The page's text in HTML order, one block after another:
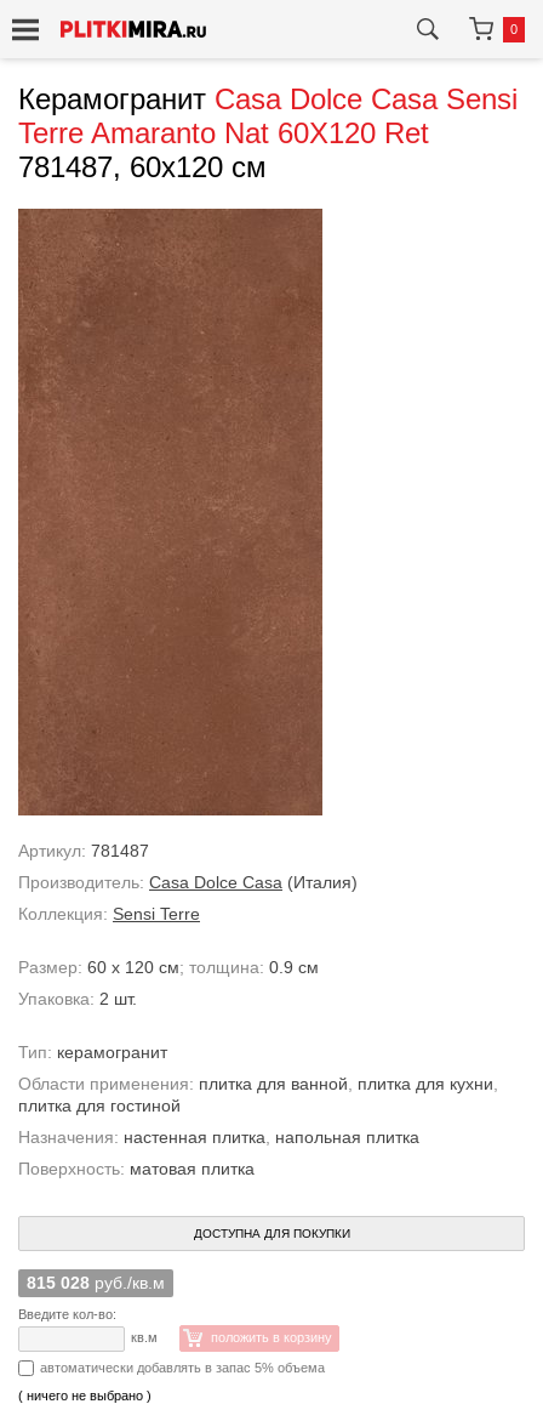
0
Керамогранит Casa Dolce Casa Sensi
Terre Amaranto Nat 60X120 Ret
781487, 60x120 см
Артикул: 781487
Производитель: Casa Dolce Casa (Италия)
Коллекция: Sensi Terre
Размер: 60 x 120 см; толщина: 0.9 см
Упаковка: 2 шт.
Тип: керамогранит
Области применения: плитка для ванной плитка для кухни
плитка для гостиной
Назначения: настенная плитка
напольная плитка
Поверхность: матовая плитка
ДОСТУПНА ДЛЯ ПОКУПКИ
815 028 руб./кв.м
Введите кол-во:
кв.м
положить в корзину
автоматически добавлять в запас 5% объема
( ничего не выбрано )